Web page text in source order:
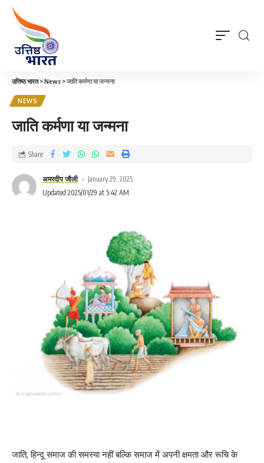
उत्तिष्ठ भारत>News >जाति कर्मणा या जन्मना
NEWS
जाति कर्मणा या जन्मना
अमरदीप जौली
January 29, 2025
Updated 2025/01/29 at 5:42 AM
Share
जाति, हिन्दू समाज की समस्या नहीं बल्कि समाज में अपनी क्षमता और रूचि के